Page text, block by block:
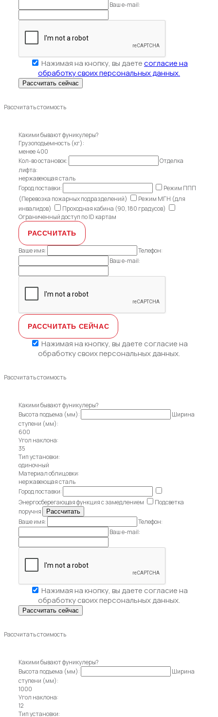
Ваш e-mail:
Нажимая на кнопку, вы даетесогласие на
обработку своих персональных данных.
Рассчитать стоимость
Какими бывают фуникулеры?
Грузоподъемность (кг):
менее 400
Кол-во остановок:
Отделка
лифта:
нержавеющая сталь
Город поставки:
Режим ППП
(Перевозка пожарных подразделений)
Режим МГН (для
инвалидов)
Проходная кабина (90, 180 градусов)
Ограниченный доступ по ID картам
Ваше имя:
Телефон:
Ваш e-mail:
Нажимая на кнопку, вы даете согласие на
обработку своих персональных данных.
Рассчитать стоимость
Какими бывают фуникулеры?
Высота подъема (мм):
Ширина
ступени (мм):
600
Угол наклона:
35
Тип установки:
одиночный
Материал облицовки:
нержавеющая сталь
Город поставки:
Энергосберегающая функция с замедлением
Подсветка
поручня
Ваше имя:
Телефон:
Ваш e-mail:
Нажимая на кнопку, вы даете согласие на
обработку своих персональных данных.
Рассчитать стоимость
Какими бывают фуникулеры?
Высота подъема (мм):
Ширина
ступени (мм):
1000
Угол наклона:
12
Тип установки: